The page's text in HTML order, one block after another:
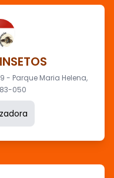
- Parque Maria Helena,
050